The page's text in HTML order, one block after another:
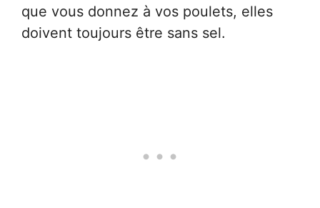
que vous donnez à vos poulets, elles
doivent toujours être sans sel.